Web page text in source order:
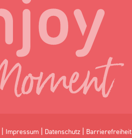
Impressum| Datenschutz| Barrierefreiheit